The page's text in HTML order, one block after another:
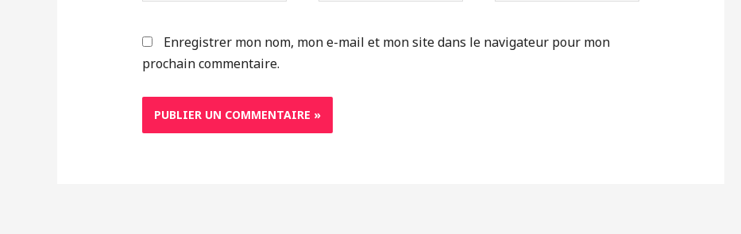
Enregistrer mon nom, mon e-mail et mon site dans le navigateur pour mon
prochain commentaire.